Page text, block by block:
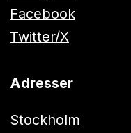
Facebook
Twitter/X
Adresser
Stockholm